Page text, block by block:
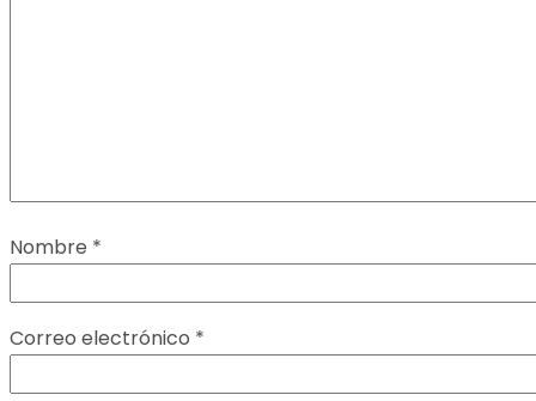
Nombre *
Correo electrónico *